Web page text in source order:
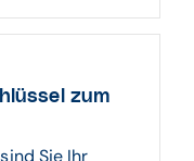
zum
Sie Ihr